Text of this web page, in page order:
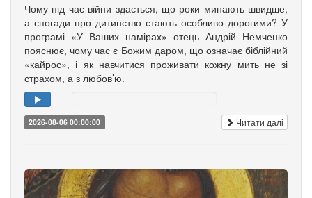
Чому під час війни здається, що роки минають швидше,
а спогади про дитинство стають особливо дорогими? У
програмі «У Ваших намірах» отець Андрій Немченко
пояснює, чому час є Божим даром, що означає біблійний
«кайрос», і як навчитися проживати кожну мить не зі
страхом, а з любов’ю.
2026-08-06 00:00:00 Читати далі